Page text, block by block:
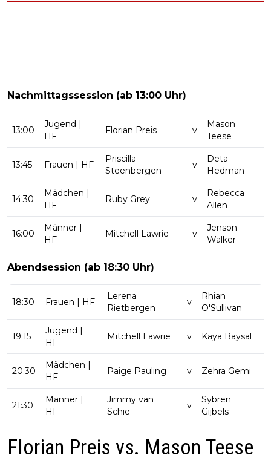
Nachmittagssession (ab 13:00 Uhr)
13:00
Jugend |
HF
Florian Preis v
Mason
Teese
13:45 Frauen | HF
Priscilla
Steenbergen
v
Deta
Hedman
14:30
Mädchen |
HF
Ruby Grey v
Rebecca
Allen
16:00
Männer |
HF
Mitchell Lawrie v
Jenson
Walker
Abendsession (ab 18:30 Uhr)
18:30 Frauen | HF
Lerena
Rietbergen
v
Rhian
O'Sullivan
19:15
Jugend |
HF
Mitchell Lawrie v Kaya Baysal
20:30
Mädchen |
HF
Paige Pauling v Zehra Gemi
21:30
Männer |
HF
Jimmy van
Schie
v
Sybren
Gijbels
Florian Preis vs. Mason Teese